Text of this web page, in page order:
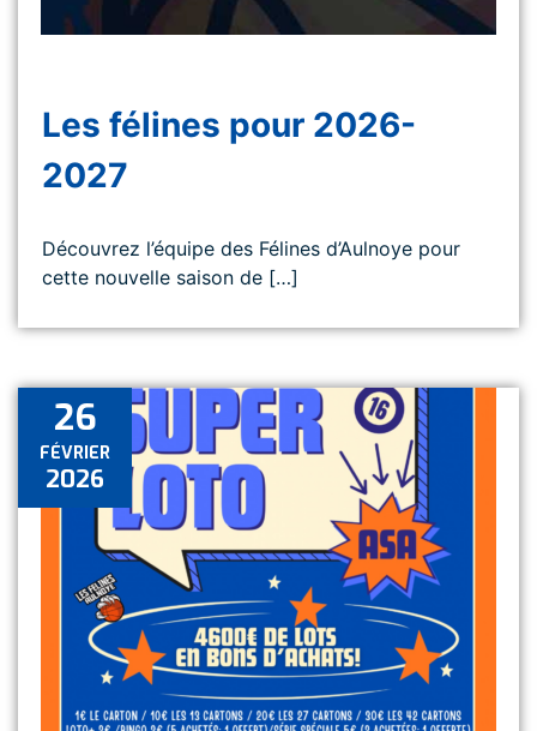
Les félines pour 2026-
2027
Découvrez l’équipe des Félines d’Aulnoye pour
cette nouvelle saison de […]
26
FÉVRIER
2026